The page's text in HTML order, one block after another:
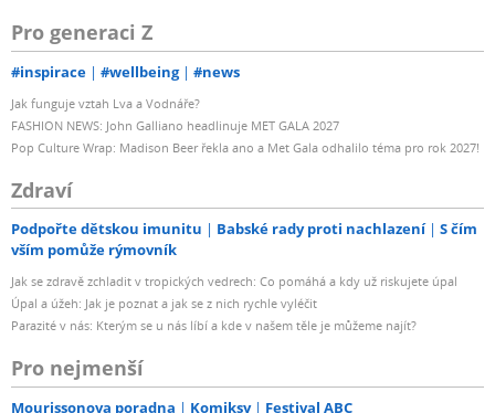
Pro generaci Z
#inspirace #wellbeing #news
Jak funguje vztah Lva a Vodnáře?
FASHION NEWS: John Galliano headlinuje MET GALA 2027
Pop Culture Wrap: Madison Beer řekla ano a Met Gala odhalilo téma pro rok 2027!
Zdraví
Podpořte dětskou imunitu Babské rady proti nachlazení
S čím
vším pomůže rýmovník
Jak se zdravě zchladit v tropických vedrech: Co pomáhá a kdy už riskujete úpal
Úpal a úžeh: Jak je poznat a jak se z nich rychle vyléčit
Parazité v nás: Kterým se u nás líbí a kde v našem těle je můžeme najít?
Pro nejmenší
Mourissonova poradna Komiksy Festival ABC